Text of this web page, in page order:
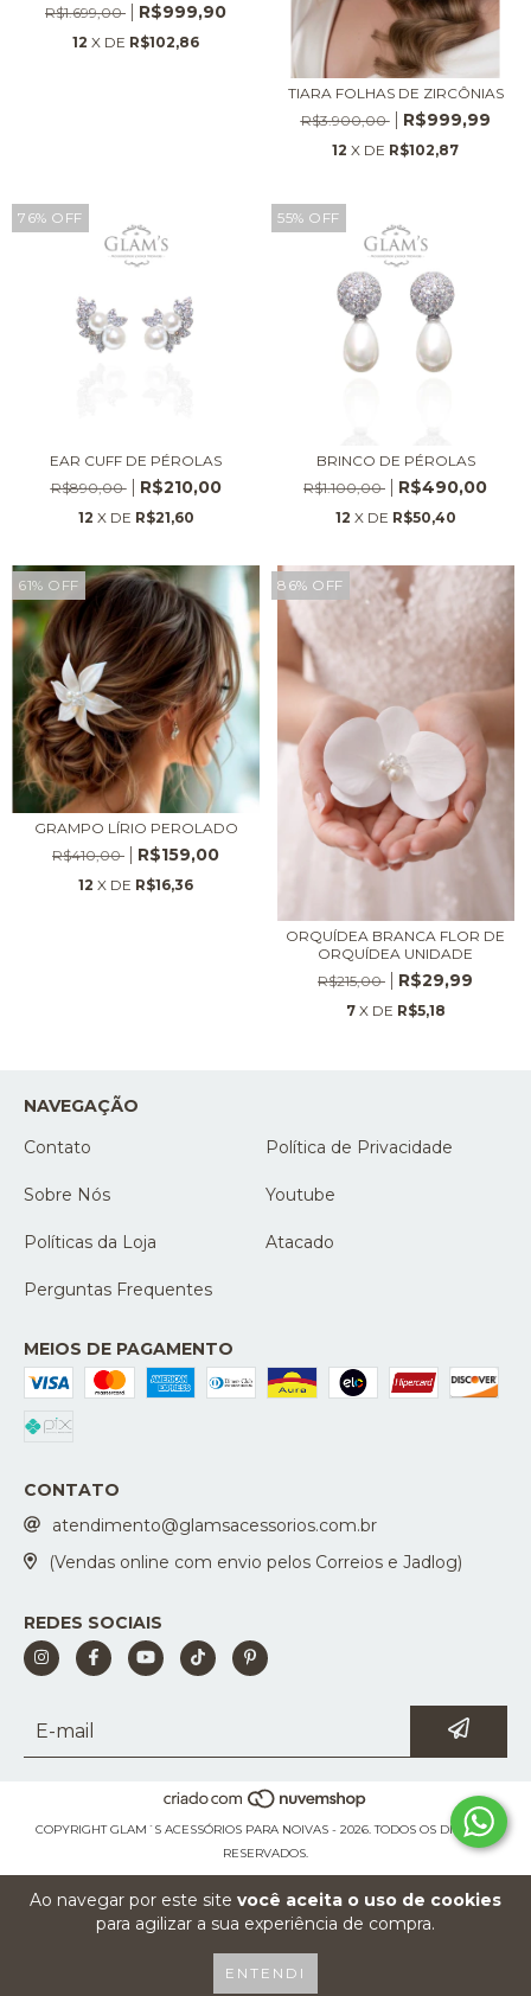
Ao navegar por este site você aceita o uso de cookies
para agilizar a sua experiência de compra.
ENTENDI
R$1.699,00
R$999,90
12 X DE R$102,86
TIARA FOLHAS DE ZIRCÔNIAS
R$3.900,00
R$999,99
12 X DE R$102,87
76% OFF
EAR CUFF DE PÉROLAS
R$890,00
R$210,00
12 X DE R$21,60
55% OFF
BRINCO DE PÉROLAS
R$1.100,00
R$490,00
12 X DE R$50,40
61% OFF
GRAMPO LÍRIO PEROLADO
R$410,00
R$159,00
12 X DE R$16,36
86% OFF
ORQUÍDEA BRANCA FLOR DE
ORQUÍDEA UNIDADE
R$215,00
R$29,99
7 X DE R$5,18
NAVEGAÇÃO
Contato
Política de Privacidade
Sobre Nós Youtube
Políticas da Loja Atacado
Perguntas Frequentes
MEIOS DE PAGAMENTO
CONTATO
atendimento@glamsacessorios.com.br
(Vendas online com envio pelos Correios e Jadlog)
REDES SOCIAIS
COPYRIGHT GLAM´S ACESSÓRIOS PARA NOIVAS - 2026. TODOS OS DIREITOS
RESERVADOS.